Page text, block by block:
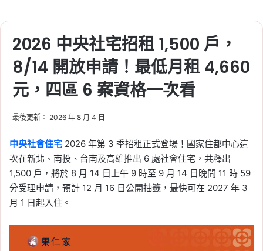
危老重建與都更法修正：加強獎勵措施 加
速城市更新
2026 中央社宅招租 1,500 戶，
8/14 開放申請！最低月租 4,660
元，四區 6 案資格一次看
最後更新： 2026 年 8 月 4 日
中央社會住宅 2026 年第 3 季招租正式登場！國家住都中心這
次在新北、南投、台南及高雄推出 6 處社會住宅，共釋出
1,500 戶，將於 8 月 14 日上午 9 時至 9 月 14 日晚間 11 時 59
分受理申請，預計 12 月 16 日公開抽籤，最快可在 2027 年 3
月 1 日起入住。